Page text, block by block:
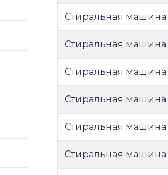
Стиральная машина
Стиральная машина
Стиральная машина
Стиральная машина
Стиральная машина
Стиральная машина